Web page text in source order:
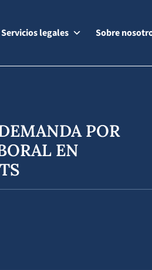
Servicios legales Sobre
POR
EN